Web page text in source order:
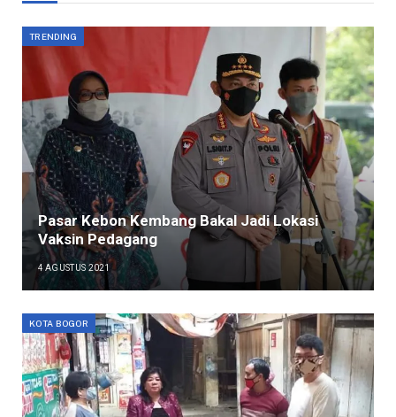
TRENDING
Pasar Kebon Kembang Bakal Jadi Lokasi
Vaksin Pedagang
4 AGUSTUS 2021
KOTA BOGOR